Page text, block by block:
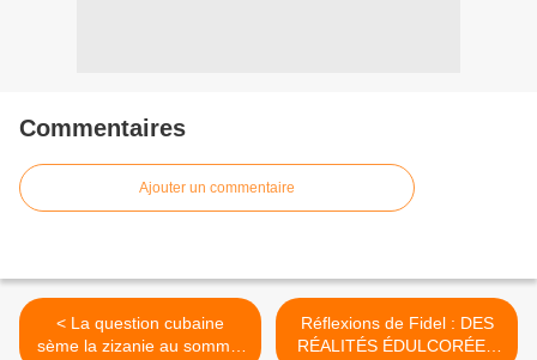
Commentaires
Ajouter un commentaire
< La question cubaine
sème la zizanie au sommet
Réflexions de Fidel : DES
RÉALITÉS ÉDULCORÉES